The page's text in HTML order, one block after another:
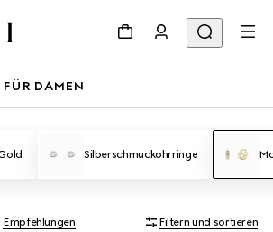
DAMEN
Silberschmuckohrringe
Empfehlungen Filtern und sortieren